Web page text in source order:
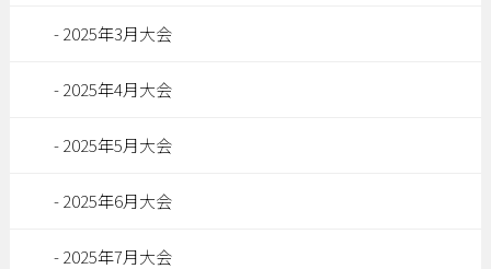
2025年3月大会
2025年4月大会
2025年5月大会
2025年6月大会
2025年7月大会